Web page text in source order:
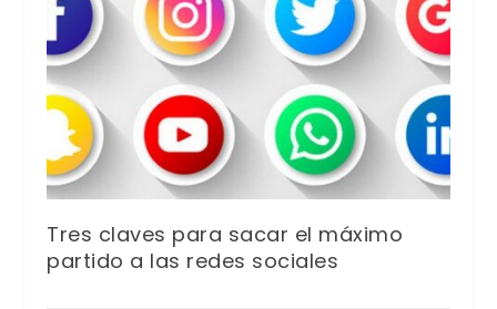
Tres claves para sacar el máximo
partido a las redes sociales